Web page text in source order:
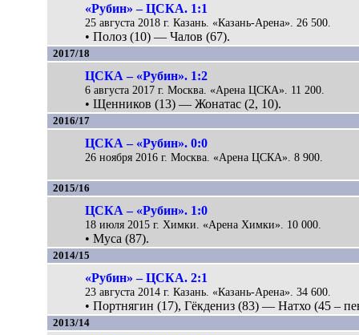
«Рубин» – ЦСКА. 1:1
25 августа 2018 г. Казань. «Казань-Арена». 26 500.
• Полоз (10) — Чалов (67).
2017/18
ЦСКА – «Рубин». 1:2
6 августа 2017 г. Москва. «Арена ЦСКА». 11 200.
• Щенников (13) — Жонатас (2, 10).
2016/17
ЦСКА – «Рубин». 0:0
26 ноября 2016 г. Москва. «Арена ЦСКА». 8 900.
2015/16
ЦСКА – «Рубин». 1:0
18 июля 2015 г. Химки. «Арена Химки». 10 000.
• Муса (87).
2014/15
«Рубин» – ЦСКА. 2:1
23 августа 2014 г. Казань. «Казань-Арена». 34 600.
• Портнягин (17), Гёкдениз (83) — Натхо (45 –
2013/14